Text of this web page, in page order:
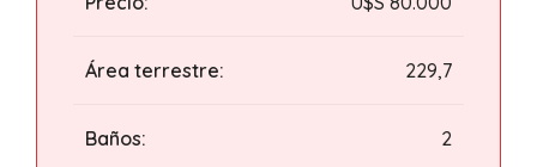
Área terrestre: 229,7
Baños: 2